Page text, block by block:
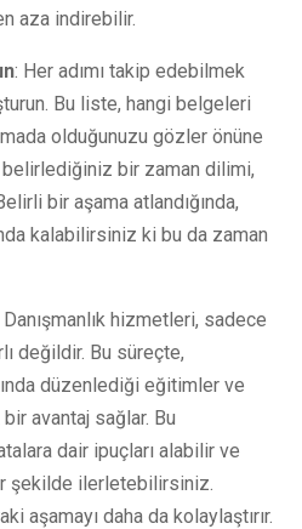
aza indirebilir.
: Her adımı takip edebilmek
Bu liste, hangi belgeleri
olduğunuzu gözler önüne
bir zaman dilimi,
bir aşama atlandığında,
kalabilirsiniz ki bu da zaman
Danışmanlık hizmetleri, sadece
değildir. Bu süreçte,
düzenlediği eğitimler ve
avantaj sağlar. Bu
dair ipuçları alabilir ve
şekilde ilerletebilirsiniz.
aşamayı daha da kolaylaştırır.